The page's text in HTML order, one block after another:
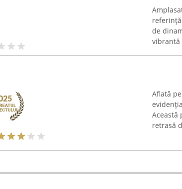
de
vibrantă
Aflată
Această
retrasă